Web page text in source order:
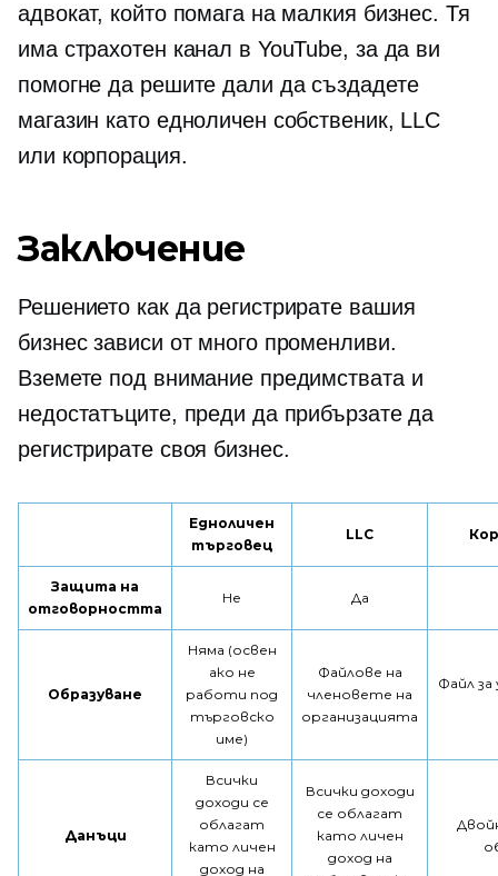
адвокат, който помага на малкия бизнес. Тя
има страхотен канал в YouTube, за да ви
помогне да решите дали да създадете
магазин като едноличен собственик, LLC
или корпорация.
Заключение
Решението как да регистрирате вашия
бизнес зависи от много променливи.
Вземете под внимание предимствата и
недостатъците, преди да прибързате да
регистрирате своя бизнес.
Едноличен
търговец
LLC
Защита на
отговорността
Не Да
Образуване
Няма (освен
ако не
работи под
търговско
име)
Файлове на
членовете на
организацията
Файл
Данъци
Всички
доходи се
облагат
като личен
доход на
Всички доходи
се облагат
като личен
доход на